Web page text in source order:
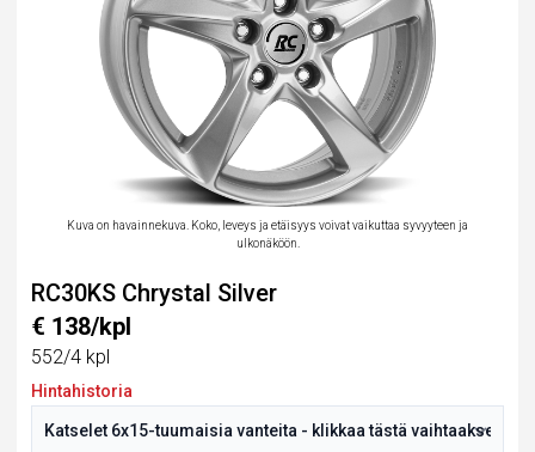
Kuva on havainnekuva. Koko, leveys ja etäisyys voivat vaikuttaa syvyyteen ja
ulkonäköön.
RC30KS Chrystal Silver
€ 138/kpl
552/4 kpl
Hintahistoria